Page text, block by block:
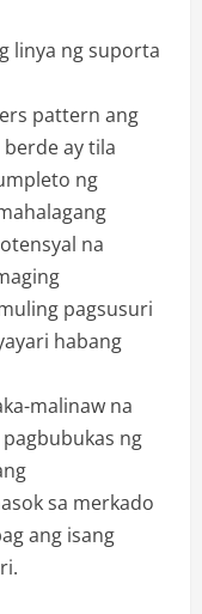
linya ng suporta
pattern ang
ay tila
ng
na
pagsusuri
habang
malinaw na
ng
sa merkado
ang isang